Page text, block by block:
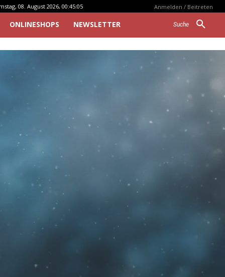
08. August 2026, 00:45:05 Anmelden / Beitreten
Suche
ONLINESHOPS NEWSLETTER